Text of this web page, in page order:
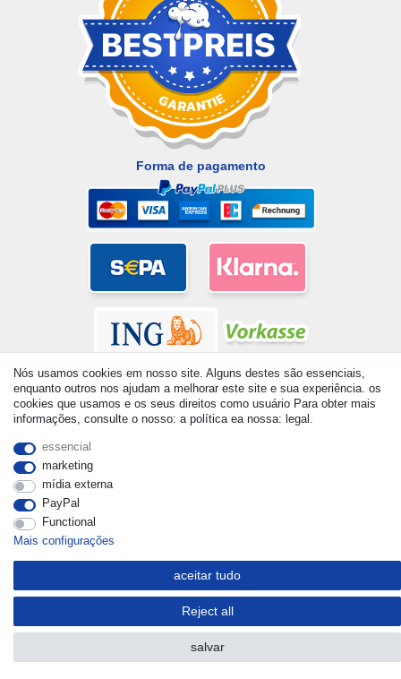
Forma de pagamento
| * Applies to deliveries to the UK!
Nós usamos cookies em nosso site. Alguns destes são essenciais,
enquanto outros nos ajudam a melhorar este site e sua experiência. os
cookies que usamos e os seus direitos como usuário Para obter mais
informações, consulte o nosso: a política ea nossa: legal.
essencial
marketing
mídia externa
PayPal
Functional
Mais configurações
aceitar tudo
Reject all
salvar